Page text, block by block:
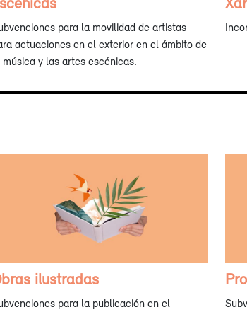
para la movilidad de artistas
actuaciones en el exterior en el ámbito de
música y las artes escénicas.
ilustradas
para la publicación en el